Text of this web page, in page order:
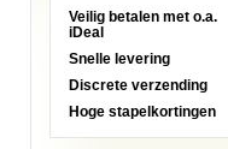
Veilig betalen met o.a.
iDeal
Snelle levering
Discrete verzending
Hoge stapelkortingen